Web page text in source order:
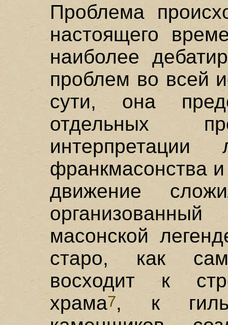
Проблема
настоящего
наиболее
проблем во всей
сути, она
отдельных
интерпретации
франкмасонства и
движение
масонской
старо, как
восходит к
храма7, к